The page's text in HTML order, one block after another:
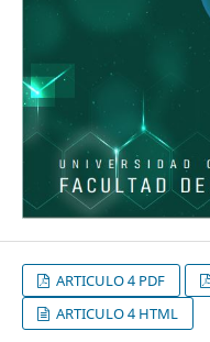
ARTICULO 4 PDF
ARTICULO 4 HTML